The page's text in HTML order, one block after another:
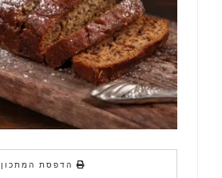
הדפסת המתכון